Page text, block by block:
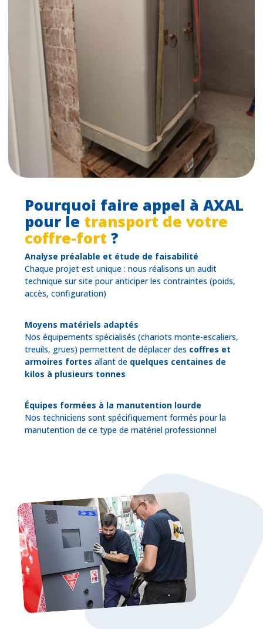
Pourquoi faire appel à AXAL
pour le transport de votre
coffre-fort ?
Analyse préalable et étude de faisabilité
Chaque projet est unique : nous réalisons un audit
technique sur site pour anticiper les contraintes (poids,
accès, configuration)
Moyens matériels adaptés
Nos équipements spécialisés (chariots monte-escaliers,
treuils, grues) permettent de déplacer des coffres et
armoires fortes allant de quelques centaines de
kilos à plusieurs tonnes
Équipes formées à la manutention lourde
Nos techniciens sont spécifiquement formés pour la
manutention de ce type de matériel professionnel